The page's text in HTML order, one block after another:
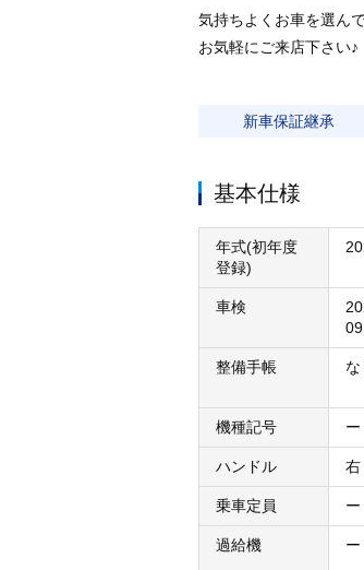
気持ちよくお車を選ん
お気軽にご来店下さい♪
新車保証継承
基本仕様
年式(初年度
登録)
車検
09
整備手帳 な
機種記号 ー
ハンドル 右
乗車定員 ー
過給機 ー